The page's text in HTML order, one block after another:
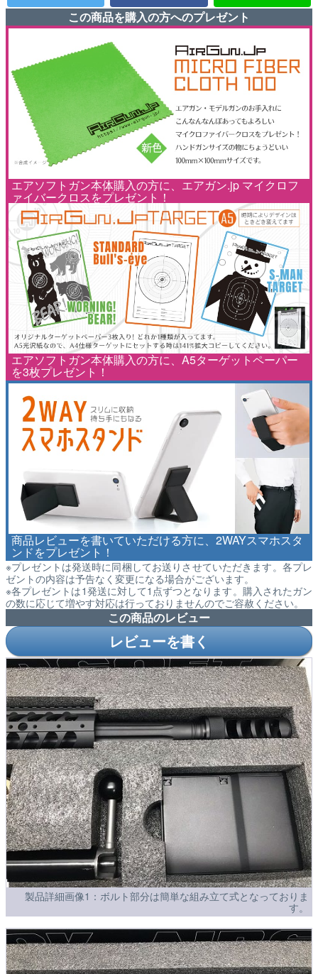
この商品を購入の方へのプレゼント
エアソフトガン本体購入の方に、エアガン.jp マイクロフ
ァイバークロスをプレゼント！
エアソフトガン本体購入の方に、A5ターゲットペーパー
を3枚プレゼント！
商品レビューを書いていただける方に、2WAYスマホスタ
ンドをプレゼント！
※プレゼントは発送時に同梱してお送りさせていただきます。各プレ
ゼントの内容は予告なく変更になる場合がございます。
※各プレゼントは1発送に対して1点ずつとなります。購入されたガン
の数に応じて増やす対応は行っておりませんのでご容赦ください。
この商品のレビュー
レビューを書く
製品詳細画像1：ボルト部分は簡単な組み立て式となっておりま
す。